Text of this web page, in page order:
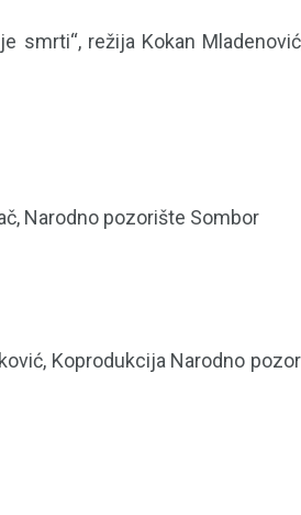
smrti“, režija Kokan
Narodno pozorište Sombor
Koprodukcija Narodno